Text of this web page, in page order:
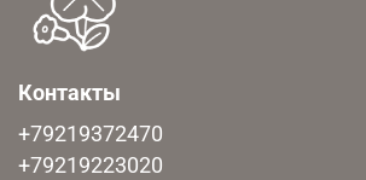
Контакты
+79219372470
+79219223020